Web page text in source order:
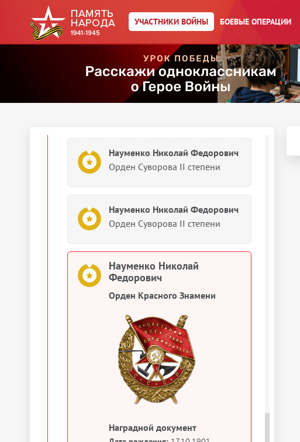
УЧАСТНИКИ ВОЙНЫ БОЕВЫЕ ОПЕРАЦИИ
Науменко Николай Федорович
Орден Суворова II степени
Науменко Николай Федорович
Орден Суворова II степени
Науменко Николай Федорович
Орден Суворова II степени
Науменко Николай
Федорович
Орден Красного Знамени
Наградной документ